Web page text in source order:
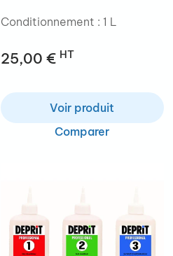
Conditionnement : 1 L
25,00 € HT
Voir produit
Comparer